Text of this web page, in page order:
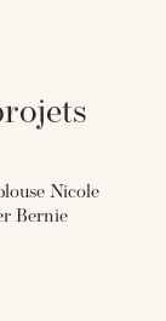
Nicole
Bernie